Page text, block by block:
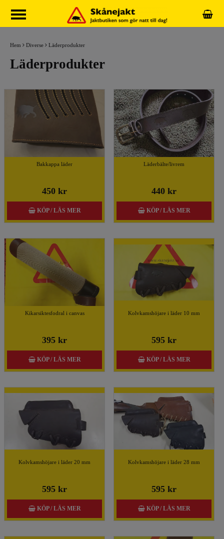
Hem Diverse Läderprodukter
Läderprodukter
Bakkappa läder
450 kr
KÖP / LÄS MER
Läderbälte/livrem
440 kr
KÖP / LÄS MER
Kikarsiktesfodral i canvas
395 kr
KÖP / LÄS MER
Kolvkamshöjare i läder 10 mm
595 kr
KÖP / LÄS MER
Kolvkamshöjare i läder 20 mm
595 kr
KÖP / LÄS MER
Kolvkamshöjare i läder 28 mm
595 kr
KÖP / LÄS MER